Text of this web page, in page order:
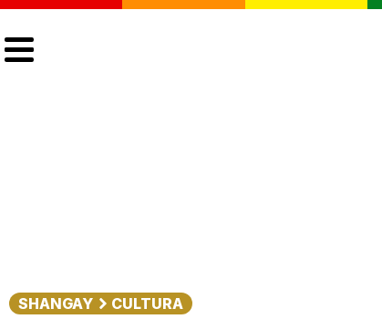
SHANGAY CULTURA